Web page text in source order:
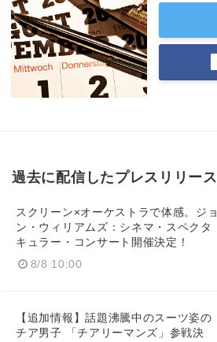
過去に配信したプレスリリース
スクリーン×オーケストラで体感。ジョ
ン・ウィリアムズ：シネマ・スペクタ
キュラー・コンサート開催決定！
8/8 10:00
【追加情報】話題沸騰中のスーツ姿の
チア男子 「チアリーマンズ」参戦決